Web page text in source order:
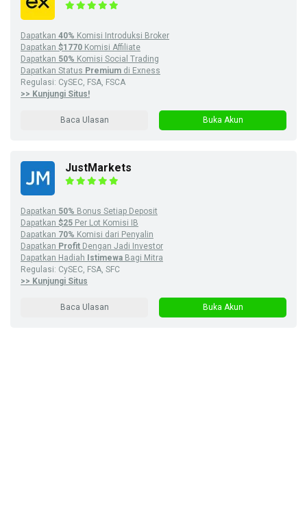
Dapatkan 40% Komisi Introduksi Broker
Dapatkan $1770 Komisi Affiliate
Dapatkan 50% Komisi Social Trading
Dapatkan Status Premium di Exness
Regulasi: CySEC, FSA, FSCA
>> Kunjungi Situs!
Baca Ulasan Buka Akun
JustMarkets
Dapatkan 50% Bonus Setiap Deposit
Dapatkan $25 Per Lot Komisi IB
Dapatkan 70% Komisi dari Penyalin
Dapatkan Profit Dengan Jadi Investor
Dapatkan Hadiah
Istimewa Bagi Mitra
Regulasi: CySEC, FSA, SFC
>> Kunjungi Situs
Baca Ulasan Buka Akun